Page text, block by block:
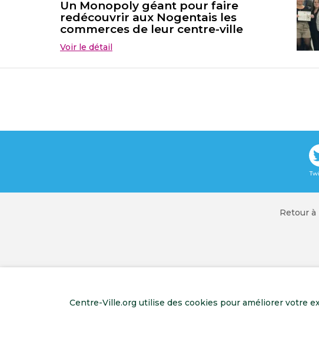
Un Monopoly géant pour faire
redécouvrir aux Nogentais les
commerces de leur centre-ville
Voir le détail
Retour à
Centre-Ville.org utilise des cookies pour améliorer votre